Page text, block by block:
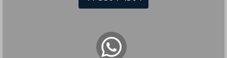
LORENA LINO BOTELHOdisse:
Sinto como se eu estivesse dentro do avião 24h. Está